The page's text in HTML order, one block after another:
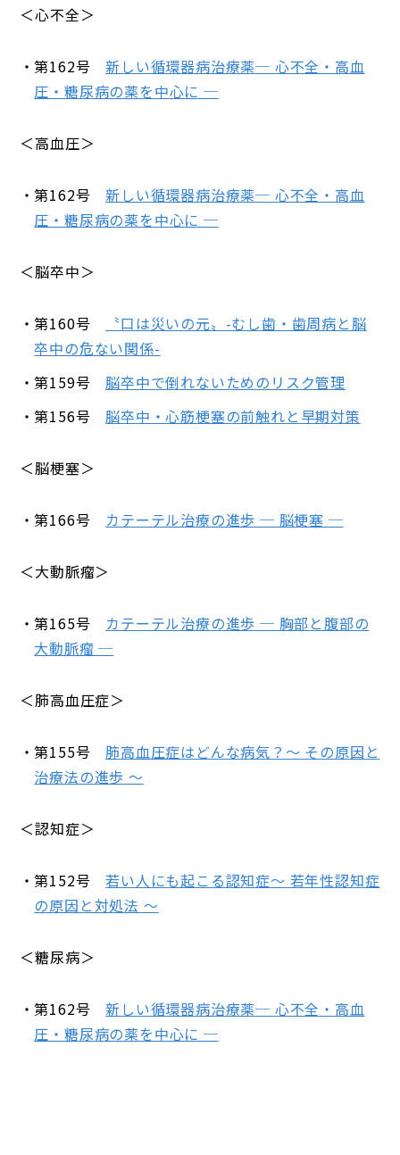
＜心不全＞
第162号新しい循環器病治療薬─ 心不全・高血
圧・糖尿病の薬を中心に ─
＜高血圧＞
第162号新しい循環器病治療薬─ 心不全・高血
圧・糖尿病の薬を中心に ─
＜脳卒中＞
第160号
〝口は災いの元〟-むし歯・歯周病と脳
卒中の危ない関係-
第159号脳卒中で倒れないためのリスク管理
第156号脳卒中・心筋梗塞の前触れと早期対策
＜脳梗塞＞
第166号 カテーテル治療の進歩 ─ 脳梗塞 ─
＜大動脈瘤＞
第165号 カテーテル治療の進歩 ─ 胸部と腹部の
大動脈瘤 ─
＜肺高血圧症＞
第155号肺高血圧症はどんな病気？～ その原因と
治療法の進歩 ～
＜認知症＞
第152号若い人にも起こる認知症～ 若年性認知症
の原因と対処法 ～
＜糖尿病＞
第162号新しい循環器病治療薬─ 心不全・高血
圧・糖尿病の薬を中心に ─